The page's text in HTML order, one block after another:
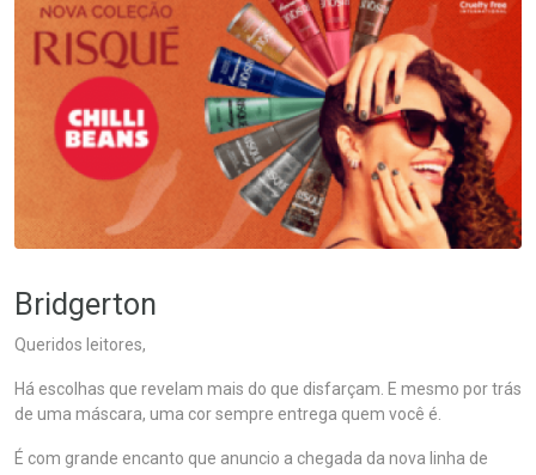
Bridgerton
Queridos leitores,
Há escolhas que revelam mais do que disfarçam. E mesmo por trás
de uma máscara, uma cor sempre entrega quem você é.
É com grande encanto que anuncio a chegada da nova linha de